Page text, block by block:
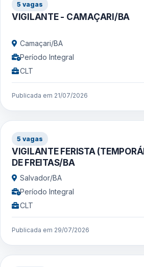
5 vagas
VIGILANTE - CAMAÇARI/BA
Camaçari/BA
Período Integral
CLT
Publicada em 21/07/2026
5 vagas
VIGILANTE FERISTA
DE FREITAS/BA
Salvador/BA
Período Integral
CLT
Publicada em 29/07/2026